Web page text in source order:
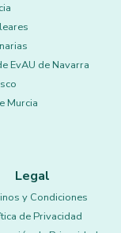
EvAU de Navarra
Murcia
Legal
y Condiciones
de Privacidad